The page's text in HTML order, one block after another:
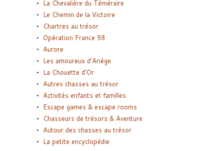
La Chevalière du Téméraire
Le Chemin de la Victoire
Chartres au trésor
Opération France 98
Aurore
Les amoureux d’Ariège
La Chouette d’Or
Autres chasses au trésor
Activités enfants et familles
Escape games & escape rooms
Chasseurs de trésors & Aventure
Autour des chasses au trésor
La petite encyclopédie